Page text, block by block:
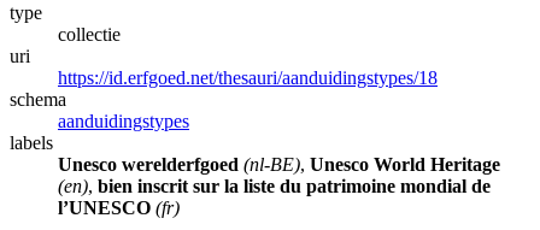
type
collectie
uri
https://id.erfgoed.net/thesauri/aanduidingstypes/18
schema
aanduidingstypes
labels
Unesco werelderfgoed (nl-BE), Unesco World Heritage
(en), bien inscrit sur la liste du patrimoine mondial de
l’UNESCO (fr)